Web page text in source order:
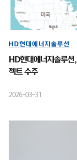
HD현대에너지솔루션
HD현대에너지솔루
젝트 수주
2026-03-31